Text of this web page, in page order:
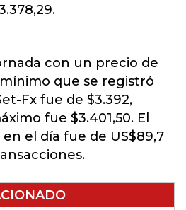
con un precio de
mínimo que se registró
Fx fue de $3.392,
fue $3.401,50. El
el día fue de US$89,7